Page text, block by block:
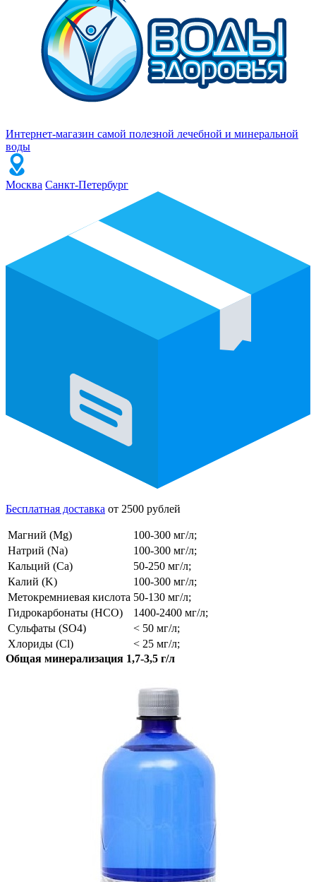
Интернет-магазин самой полезной лечебной и минеральной
воды
Москва Санкт-Петербург
Бесплатная доставка от 2500 рублей
Магний (Mg)
100-300 мг/л;
Натрий (Na)
100-300 мг/л;
Кальций (Ca)
50-250 мг/л;
Калий (K)
100-300 мг/л;
Метокремниевая кислота 50-130 мг/л;
Гидрокарбонаты (HCO)
1400-2400 мг/л;
Сульфаты (SO4)
< 50 мг/л;
Хлориды (Cl)
< 25 мг/л;
Общая минерализация 1,7-3,5 г/л